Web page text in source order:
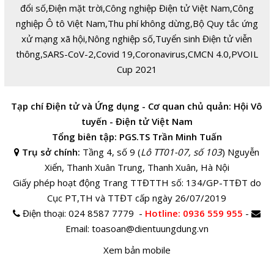
đổi số,Điện mặt trời,Công nghiệp Điện tử Việt Nam,Công
nghiệp Ô tô Việt Nam,Thu phí không dừng,Bộ Quy tắc ứng
xử mạng xã hội,Nông nghiệp số,Tuyển sinh Điện tử viễn
thông,SARS-CoV-2,Covid 19,Coronavirus,CMCN 4.0,PVOIL
Cup 2021
Tạp chí Điện tử và Ứng dụng - Cơ quan chủ quản: Hội Vô
tuyến - Điện tử Việt Nam
Tổng biên tập: PGS.TS Trần Minh Tuấn
Trụ sở chính: Tầng 4, số 9 (Lô TT01-07, số 103) Nguyễn
Xiển, Thanh Xuân Trung, Thanh Xuân, Hà Nội
Giấy phép hoạt động Trang TTĐTTH số: 134/GP-TTĐT do
Cục PT,TH và TTĐT cấp ngày 26/07/2019
Điện thoại:024 8587 7779 - Hotline: 0936 559 955 -
Email: toasoan@dientuungdung.vn
Xem bản mobile